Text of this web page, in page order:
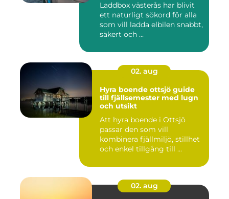
Laddbox västerås har blivit
ett naturligt sökord för alla
som vill ladda elbilen snabbt,
säkert och ...
02. aug
Hyra boende ottsjö guide
till fjällsemester med lugn
och utsikt
Att hyra boende i Ottsjö
passar den som vill
kombinera fjällmiljö, stillhet
och enkel tillgång till ...
02. aug